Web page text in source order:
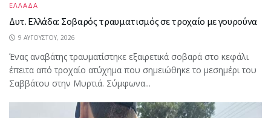
ΕΛΛΑΔΑ
Δυτ. Ελλάδα: Σοβαρός τραυματισμός σε τροχαίο με γουρούνα
9 ΑΥΓΟΎΣΤΟΥ, 2026
Ένας αναβάτης τραυματίστηκε εξαιρετικά σοβαρά στο κεφάλι
έπειτα από τροχαίο ατύχημα που σημειώθηκε το μεσημέρι του
Σαββάτου στην Μυρτιά. Σύμφωνα...